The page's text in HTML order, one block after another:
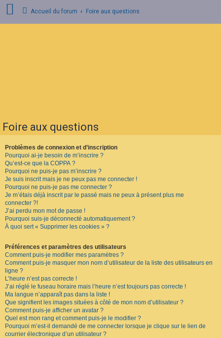
s
c
r
i
p
t
i
o
n
F
Accueil du forum Foire aux questions
Foire aux questions
Problèmes de connexion et d’inscription
Pourquoi ai-je besoin de m’inscrire ?
Qu’est-ce que la COPPA ?
Pourquoi ne puis-je pas m’inscrire ?
Je suis inscrit mais je ne peux pas me connecter !
Pourquoi ne puis-je pas me connecter ?
Je m’étais déjà inscrit par le passé mais ne peux à présent plus me
connecter ?!
J’ai perdu mon mot de passe !
Pourquoi suis-je déconnecté automatiquement ?
À quoi sert « Supprimer les cookies » ?
Préférences et paramètres des utilisateurs
Comment puis-je modifier mes paramètres ?
Comment puis-je masquer mon nom d’utilisateur de la liste des utilisateurs en
ligne ?
L’heure n’est pas correcte !
J’ai réglé le fuseau horaire mais l’heure n’est toujours pas correcte !
Ma langue n’apparaît pas dans la liste !
Que signifient les images situées à côté de mon nom d’utilisateur ?
Comment puis-je afficher un avatar ?
Quel est mon rang et comment puis-je le modifier ?
Pourquoi m’est-il demandé de me connecter lorsque je clique sur le lien de
courrier électronique d’un utilisateur ?